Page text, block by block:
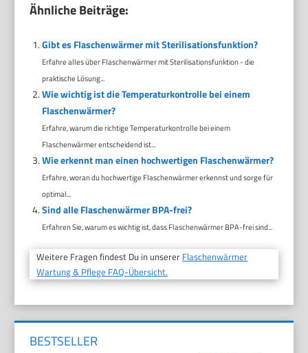
Ähnliche Beiträge:
Gibt es Flaschenwärmer mit Sterilisationsfunktion?
Erfahre alles über Flaschenwärmer mit Sterilisationsfunktion - die
praktische Lösung...
Wie wichtig ist die Temperaturkontrolle bei einem
Flaschenwärmer?
Erfahre, warum die richtige Temperaturkontrolle bei einem
Flaschenwärmer entscheidend ist...
Wie erkennt man einen hochwertigen Flaschenwärmer?
Erfahre, woran du hochwertige Flaschenwärmer erkennst und sorge für
optimal...
Sind alle Flaschenwärmer BPA-frei?
Erfahren Sie, warum es wichtig ist, dass Flaschenwärmer BPA-frei sind...
Weitere Fragen findest Du in unserer Flaschenwärmer
Wartung & Pflege FAQ-Übersicht.
BESTSELLER